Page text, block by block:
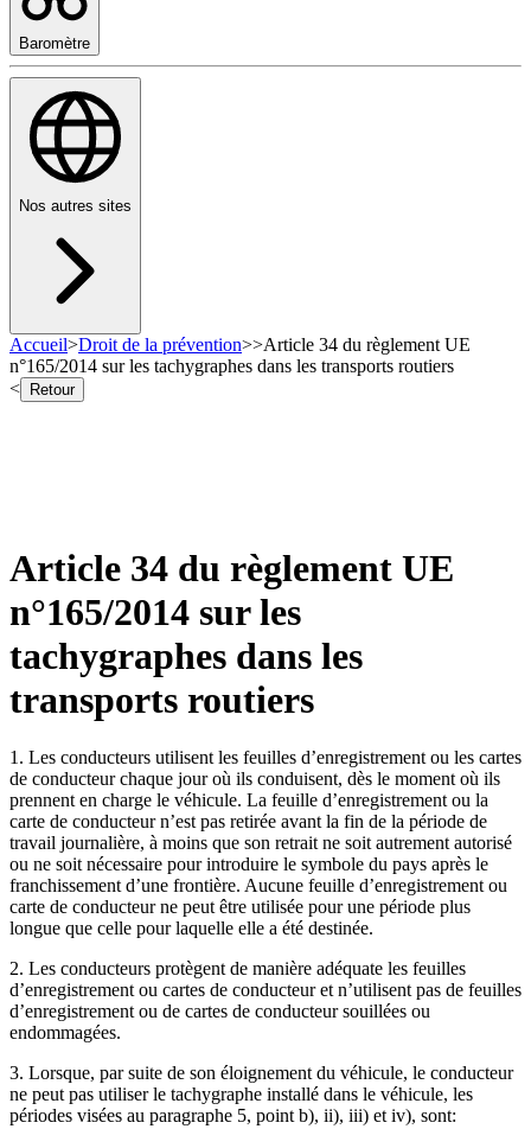
Baromètre
Nos autres sites
Accueil>Droit de la prévention>>Article 34 du règlement UE
n°165/2014 sur les tachygraphes dans les transports routiers
<
Retour
Article 34 du règlement UE
n°165/2014 sur les
tachygraphes dans les
transports routiers
1. Les conducteurs utilisent les feuilles d’enregistrement ou les cartes
de conducteur chaque jour où ils conduisent, dès le moment où ils
prennent en charge le véhicule. La feuille d’enregistrement ou la
carte de conducteur n’est pas retirée avant la fin de la période de
travail journalière, à moins que son retrait ne soit autrement autorisé
ou ne soit nécessaire pour introduire le symbole du pays après le
franchissement d’une frontière. Aucune feuille d’enregistrement ou
carte de conducteur ne peut être utilisée pour une période plus
longue que celle pour laquelle elle a été destinée.
2. Les conducteurs protègent de manière adéquate les feuilles
d’enregistrement ou cartes de conducteur et n’utilisent pas de feuilles
d’enregistrement ou de cartes de conducteur souillées ou
endommagées.
3. Lorsque, par suite de son éloignement du véhicule, le conducteur
ne peut pas utiliser le tachygraphe installé dans le véhicule, les
périodes visées au paragraphe 5, point b), ii), iii) et iv), sont: